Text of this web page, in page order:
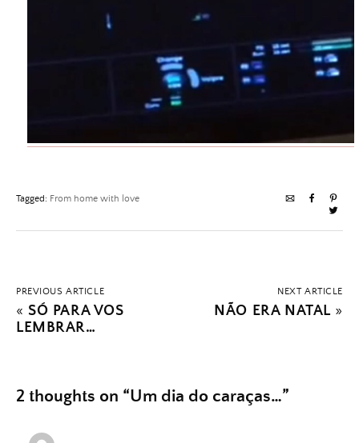
Tagged: From home with love
PREVIOUS ARTICLE
« SÓ PARA VOS
LEMBRAR…
NEXT ARTICLE
NÃO ERA NATAL »
2 thoughts on “Um dia do caraças…”